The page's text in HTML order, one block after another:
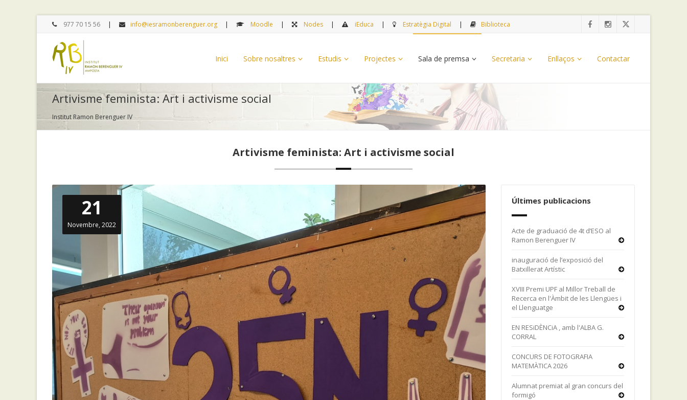
977 70 15 56 info@iesramonberenguer.org Moodle Nodes iEduca Estratègia Digital Biblioteca
Inici Sobre nosaltres Estudis Projectes Sala de premsa Secretaria Enllaços Contactar
Artivisme feminista: Art i activisme social
Institut Ramon Berenguer IV
Artivisme feminista: Art i activisme social
21
Novembre, 2022
Últimes publicacions
Acte de graduació de 4t d’ESO al
Ramon Berenguer IV
inauguració de l’exposició del
Batxillerat Artístic
XVIII Premi UPF al Millor Treball de
Recerca en l'Àmbit de les Llengües i
el Llenguatge
EN RESiDÈNCiA , amb l'ALBA G.
CORRAL
CONCURS DE FOTOGRAFIA
MATEMÀTICA 2026
Alumnat premiat al gran concurs del
formigó